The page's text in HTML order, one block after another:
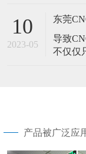
处理消
好看。
切削：
些零件
10
2023-05
导致
不仅仅
料方
莞cnc
产品被广泛应